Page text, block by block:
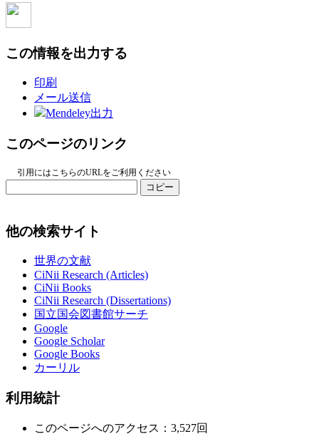
この情報を出力する
印刷
メール送信
Mendeley出力
このページのリンク
引用にはこちらのURLをご利用ください
コピー
他の検索サイト
世界の文献
CiNii Research (Articles)
CiNii Books
CiNii Research (Dissertations)
国立国会図書館サーチ
Google
Google Scholar
Google Books
カーリル
利用統計
このページへのアクセス：3,527回